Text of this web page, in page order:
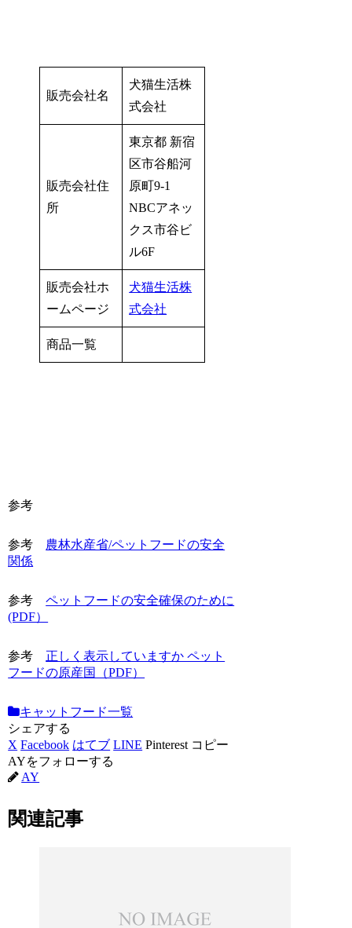
販売会社名
犬猫生活株
式会社
販売会社住
所
東京都 新宿
区市谷船河
原町9-1
NBCアネッ
クス市谷ビ
ル6F
販売会社ホ
ームページ
犬猫生活株
式会社
商品一覧
参考
参考 農林水産省/ペットフードの安全
関係
参考ペットフードの安全確保のために
(PDF）
参考 正しく表示していますか ペット
フードの原産国（PDF）
キャットフード一覧
シェアする
X Facebook はてブ LINE Pinterest コピー
AYをフォローする
AY
関連記事